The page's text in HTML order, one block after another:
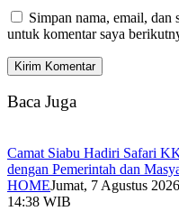
Simpan nama, email, dan
untuk komentar saya
Baca Juga
Camat Siabu Hadiri Safari
dengan Pemerintah dan
HOMEJumat, 7 Agustus
14:38 WIB